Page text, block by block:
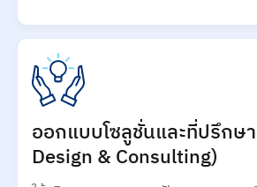
ออกแบบโซลูชั่นและที่ปรึกษ
Design & Consulting)